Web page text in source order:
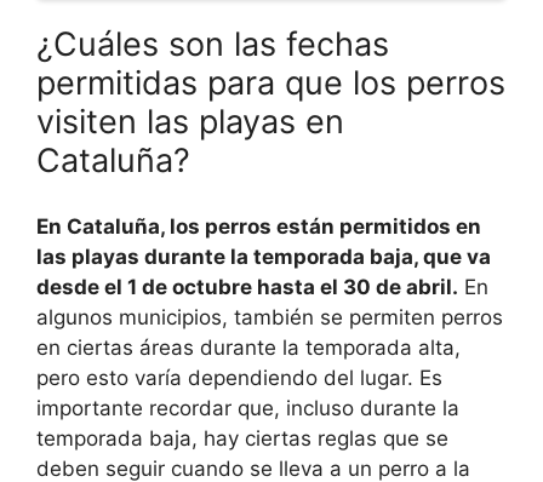
¿Cuáles son las fechas
permitidas para que los perros
visiten las playas en
Cataluña?
En Cataluña, los perros están permitidos en
las playas durante la temporada baja, que va
desde el 1 de octubre hasta el 30 de abril. En
algunos municipios, también se permiten perros
en ciertas áreas durante la temporada alta,
pero esto varía dependiendo del lugar. Es
importante recordar que, incluso durante la
temporada baja, hay ciertas reglas que se
deben seguir cuando se lleva a un perro a la